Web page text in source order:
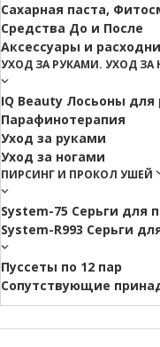
Сахарная паста,
Средства До и После
Аксессуары и
УХОД ЗА РУКАМИ. УХОД ЗА
IQ Beauty Лосьоны для
Парафинотерапия
Уход за руками
Уход за ногами
ПИРСИНГ И ПРОКОЛ УШЕЙ
System-75 Серьги для
System-R993 Серьги
Пуссеты по 12 пар
Cопутствующие